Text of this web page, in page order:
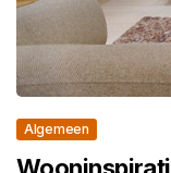
Algemeen